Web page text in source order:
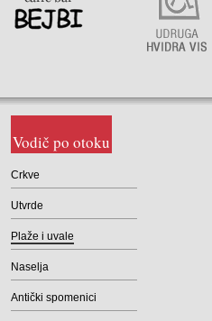
Vodič po otoku
Crkve
Utvrde
Plaže i uvale
Naselja
Antički spomenici